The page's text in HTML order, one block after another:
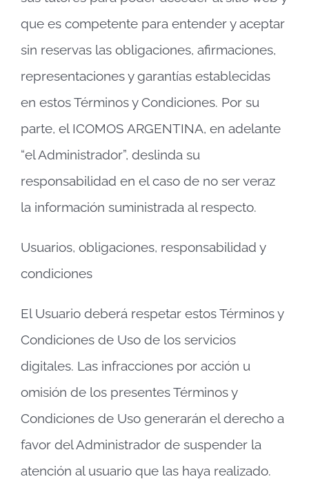
que es competente para entender y aceptar
sin reservas las obligaciones, afirmaciones,
representaciones y garantías establecidas
en estos Términos y Condiciones. Por su
parte, el ICOMOS ARGENTINA, en adelante
“el Administrador”, deslinda su
responsabilidad en el caso de no ser veraz
la información suministrada al respecto.
Usuarios, obligaciones, responsabilidad y
condiciones
El Usuario deberá respetar estos Términos y
Condiciones de Uso de los servicios
digitales. Las infracciones por acción u
omisión de los presentes Términos y
Condiciones de Uso generarán el derecho a
favor del Administrador de suspender la
atención al usuario que las haya realizado.